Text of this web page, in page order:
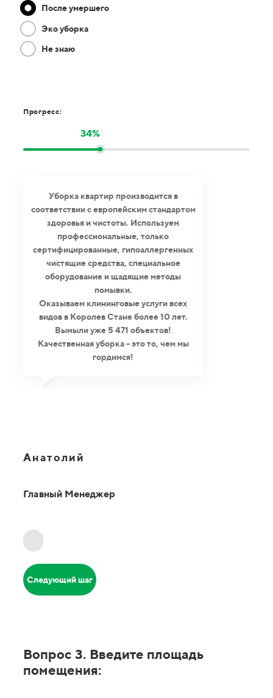
После умершего
Эко уборка
Не знаю
Прогресс:
34%
Уборка квартир производится в
соответствии с европейским стандартом
здоровья и чистоты. Используем
профессиональные, только
сертифицированные, гипоаллергенных
чистящие средства, специальное
оборудование и щадящие методы
помывки.
Оказываем клининговые услуги всех
видов в Королев Стане более 10 лет.
Вымыли уже 5 471 объектов!
Качественная уборка - это то, чем мы
гордимся!
Анатолий
Главный Менеджер
Следующий шаг
Вопрос 3. Введите площадь
помещения: